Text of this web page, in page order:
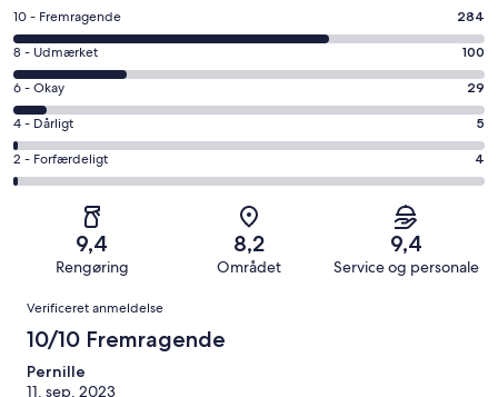
Bedømmelse
på
10
−
Fremragende.
284
af
i
anmeldelser
10 - Fremragende 284
Bedømmelse
på
8
−
Udmærket.
100
8 - Udmærket 100
Bedømmelse
på
6
−
Okay.
422
6 - Okay 29
Bedømmelse
på
4
alt
422
4 - Dårligt 5
Bedømmelse
på
Forfærdeligt.
af
alt
422
2 - Forfærdeligt 4
9,4
Rengøring
8,2
Området
9,4
Service og personale
Anmeldelser
Verificeret anmeldelse
10/10 Fremragende
Pernille
11. sep. 2023